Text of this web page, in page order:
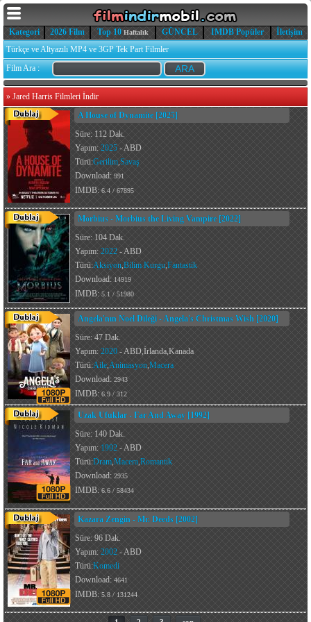
Kategori 2026 Film Top 10 Haftalık GÜNCEL IMDB Popüler
İletişim
Türkçe ve Altyazılı MP4 ve 3GP Tek Part Filmler
Film Ara :
» Jared Harris Filmleri İndir
A House of Dynamite [2025]
Süre: 112 Dak.
Yapım: 2025 - ABD
Türü:Gerilim,Savaş
Download: 991
IMDB: 6.4 / 67895
Morbius - Morbius the Living Vampire [2022]
Süre: 104 Dak.
Yapım: 2022 - ABD
Türü:Aksiyon,Bilim Kurgu,Fantastik
Download: 14919
IMDB: 5.1 / 51980
Angela'nın Noel Dileği - Angela's Christmas Wish [2020]
Süre: 47 Dak.
Yapım: 2020 - ABD,İrlanda,Kanada
Türü:Aile,Animasyon,Macera
Download: 2943
IMDB: 6.9 / 312
Uzak Ufuklar - Far And Away [1992]
Süre: 140 Dak.
Yapım: 1992 - ABD
Türü:Dram,Macera,Romantik
Download: 2935
IMDB: 6.6 / 58434
Kazara Zengin - Mr. Deeds [2002]
Süre: 96 Dak.
Yapım: 2002 - ABD
Türü:Komedi
Download: 4641
IMDB: 5.8 / 131244